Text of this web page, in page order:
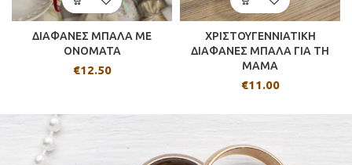
ΔΙΑΦΑΝΕΣ ΜΠΑΛΑ ΜΕ
ΟΝΟΜΑΤΑ
€12.50
ΧΡΙΣΤΟΥΓΕΝΝΙΑΤΙΚΗ
ΔΙΑΦΑΝΕΣ ΜΠΑΛΑ ΓΙΑ ΤΗ
ΜΑΜΑ
€11.00